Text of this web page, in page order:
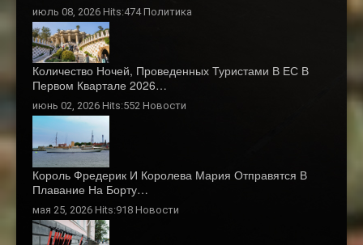
июль 08, 2026 Hits:474Политика
Количество Ночей, Проведенных Туристами В ЕС В
Первом Квартале 2026…
июнь 02, 2026 Hits:552 Новости
Король Фредерик И Королева Мария Отправятся В
Плавание На Борту…
мая 25, 2026 Hits:918 Новости